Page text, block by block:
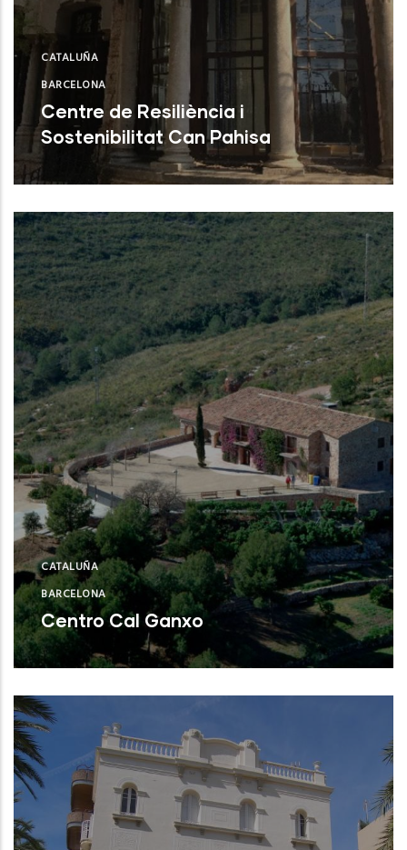
CATALUÑA
BARCELONA
Centre de Resiliència i
Sostenibilitat Can Pahisa
Vilanova i la Geltrú (Barcelona)
CATALUÑA
BARCELONA
Centro Cal Ganxo
Castelldefels (Barcelona)